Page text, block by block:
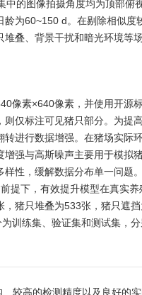
中的图像拍摄角度均为顶部俯
为60~150 d。在剔除相似
叠、背景干扰和暗光环境等
像素×640像素，并使用开源
仅标注可见猪只部分。为提
进行数据增强。在猪场实际
强与高斯噪声主要用于模拟
性，缓解数据分布单一问题
提下，有效提升模型在真实
，猪只堆叠为533张，猪只遮
训练集、验证集和测试集，
较高的检测精度以及良好的